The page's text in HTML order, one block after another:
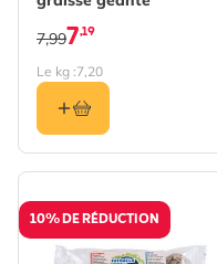
7,19
7,99
Le kg :7,20
10% DE RÉDUCTION